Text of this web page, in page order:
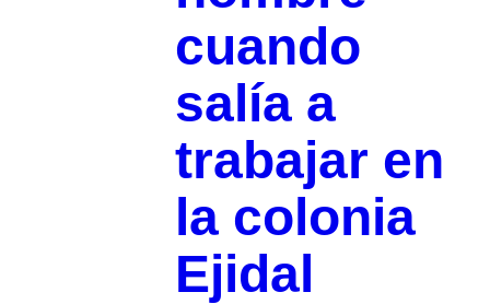
cuando
salía a
trabajar en
la colonia
Ejidal